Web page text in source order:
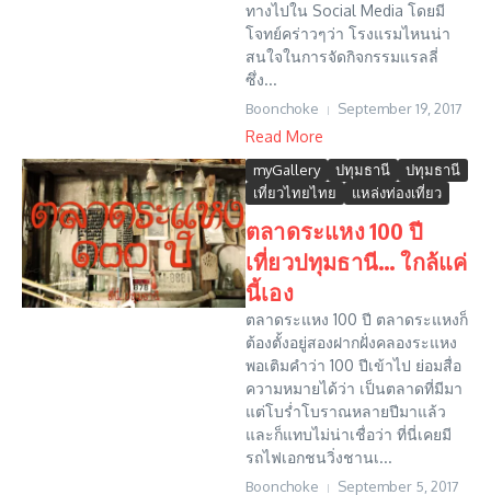
ทางไปใน Social Media โดยมี
โจทย์คร่าวๆว่า โรงแรมไหนน่า
สนใจในการจัดกิจกรรมแรลลี่
ซึ่ง...
Boonchoke September 19, 2017
Read More
myGallery ปทุมธานี
ปทุมธานี
เที่ยวไทยไทย
แหล่งท่องเที่ยว
ตลาดระแหง 100 ปี
เที่ยวปทุมธานี… ใกล้แค่
นี้เอง
ตลาดระแหง 100 ปี ตลาดระแหงก็
ต้องตั้งอยู่สองฝากฝั่งคลองระแหง
พอเติมคำว่า 100 ปีเข้าไป ย่อมสื่อ
ความหมายได้ว่า เป็นตลาดที่มีมา
แต่โบร่ำโบราณหลายปีมาแล้ว
และก็แทบไม่น่าเชื่อว่า ที่นี่เคยมี
รถไฟเอกชนวิ่งชานเ...
Boonchoke September 5, 2017